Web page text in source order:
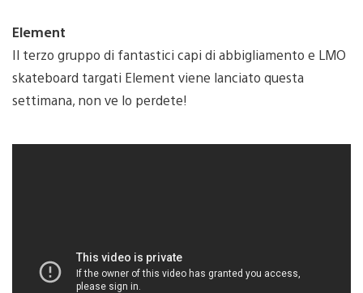
Element
Il terzo gruppo di fantastici capi di abbigliamento e LMO
skateboard targati Element viene lanciato questa
settimana, non ve lo perdete!